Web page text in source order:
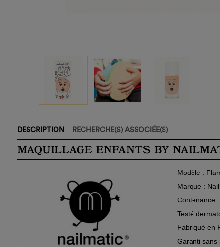
DESCRIPTION RECHERCHE(S) ASSOCIÉE(S)
MAQUILLAGE ENFANTS BY
Modèle :
Marque :
Contenance
Testé
Fabriqué en
Garanti sans